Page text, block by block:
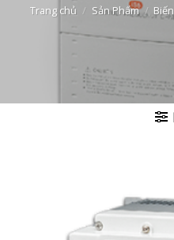
Trang chủ / Sản Phẩm /